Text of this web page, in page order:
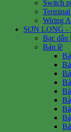
Switch
Wiring
SƠN LONG -
Bạc dẫn
Bản lề